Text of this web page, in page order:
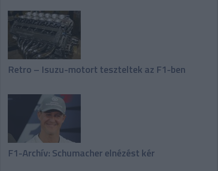
Retro – Isuzu-motort teszteltek az F1-ben
F1-Archív: Schumacher elnézést kér